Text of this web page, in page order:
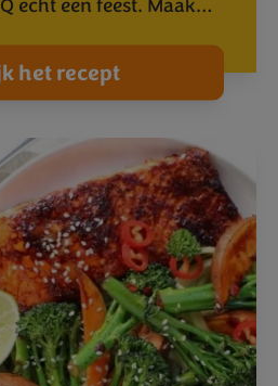
echt een feest. Maak…
het recept